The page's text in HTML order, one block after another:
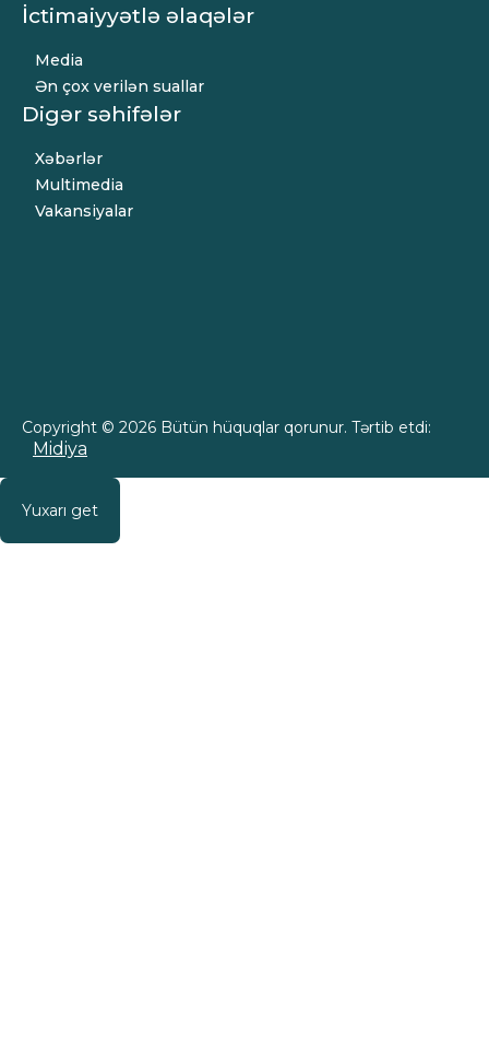
İctimaiyyətlə əlaqələr
Media
Ən çox verilən suallar
Digər səhifələr
Xəbərlər
Multimedia
Vakansiyalar
Copyright © 2026 Bütün hüquqlar qorunur. Tərtib etdi:
Midiya
Yuxarı get